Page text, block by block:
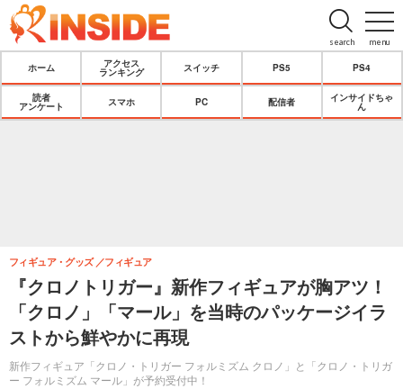
menu
search
ホーム
アクセス
ランキング
スイッチ PS5 PS4
読者
アンケート
スマホ PC 配信者
インサイドちゃ
ん
『クロノトリガー』新作フィギュアが胸アツ！
「クロノ」「マール」を当時のパッケージイラ
ストから鮮やかに再現
新作フィギュア「クロノ・トリガー フォルミズム クロノ」と「クロノ・トリガ
ー フォルミズム マール」が予約受付中！
フィギュア・グッズ フィギュア